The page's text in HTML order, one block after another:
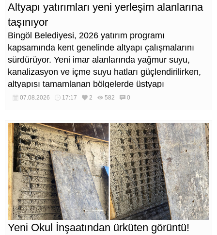
Altyapı yatırımları yeni yerleşim alanlarına
taşınıyor
Bingöl Belediyesi, 2026 yatırım programı
kapsamında kent genelinde altyapı çalışmalarını
sürdürüyor. Yeni imar alanlarında yağmur suyu,
kanalizasyon ve içme suyu hatları güçlendirilirken,
altyapısı tamamlanan bölgelerde üstyapı
düzenlemeleri de eş zamanlı yürütülüyor.
07.08.2026 17:17 2 582 0
Yeni Okul İnşaatından ürküten görüntü!